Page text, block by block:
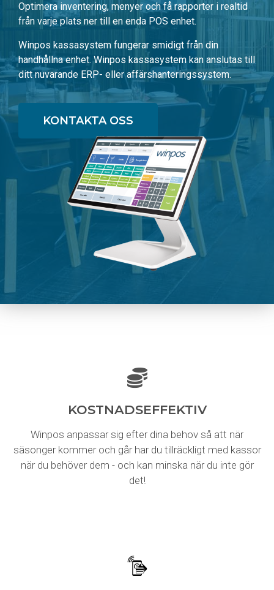
Optimera inventering, menyer och få rapporter i realtid
från varje plats ner till en enda POS enhet.
Winpos kassasystem fungerar smidigt från din
handhållna enhet. Winpos kassasystem kan anslutas till
ditt nuvarande ERP- eller affärshanteringssystem.
KONTAKTA OSS
KOSTNADSEFFEKTIV
Winpos anpassar sig efter dina behov så att när
säsonger kommer och går har du tillräckligt med kassor
när du behöver dem - och kan minska när du inte gör
det!